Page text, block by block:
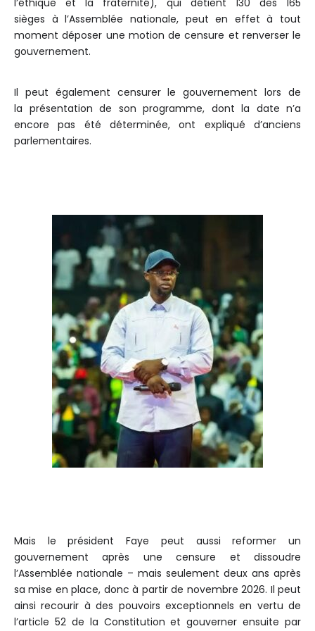
l’éthique et la fraternité), qui détient 130 des 165
sièges à l’Assemblée nationale, peut en effet à tout
moment déposer une motion de censure et renverser le
gouvernement.
Il peut également censurer le gouvernement lors de
la présentation de son programme, dont la date n’a
encore pas été déterminée, ont expliqué d’anciens
parlementaires.
Mais le président Faye peut aussi reformer un
gouvernement après unecensure et dissoudre
l’Assemblée nationale – mais seulement deux ans après
sa mise en place, donc à partir de novembre 2026. Il peut
ainsi recourir à des pouvoirs exceptionnels en vertu de
l’article 52 de la Constitution et gouverner ensuite par